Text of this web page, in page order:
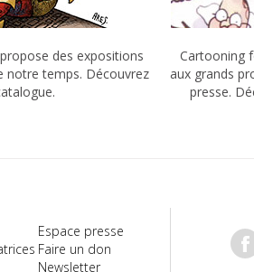
des expositions
notre temps. Découvrez
Cartooning
aux grands
presse.
Espace presse
Faire un don
Newsletter